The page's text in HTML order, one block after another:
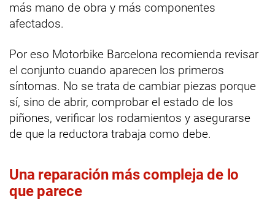
más mano de obra y más componentes
afectados.
Por eso Motorbike Barcelona recomienda revisar
el conjunto cuando aparecen los primeros
síntomas. No se trata de cambiar piezas porque
sí, sino de abrir, comprobar el estado de los
piñones, verificar los rodamientos y asegurarse
de que la reductora trabaja como debe.
Una reparación más compleja de lo
que parece